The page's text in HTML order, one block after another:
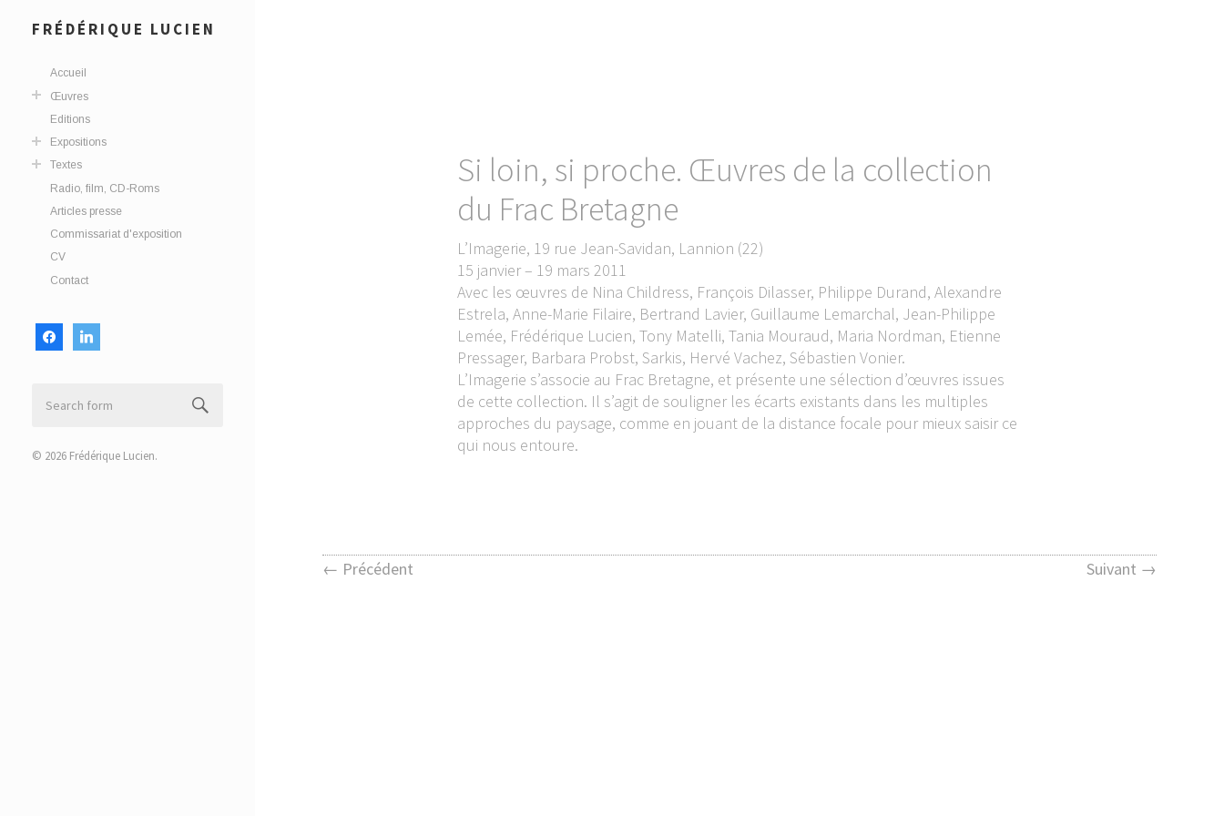
FRÉDÉRIQUE LUCIEN
Accueil
Œuvres
Editions
Expositions
Textes
Radio, film, CD-Roms
Articles presse
Commissariat d'exposition
CV
Contact
facebooklinkedin
© 2026 Frédérique Lucien.
Si loin, si proche. Œuvres de la collection
du Frac Bretagne
L’Imagerie, 19 rue Jean-Savidan, Lannion (22)
15 janvier – 19 mars 2011
Avec les œuvres de Nina Childress, François Dilasser, Philippe Durand, Alexandre
Estrela, Anne-Marie Filaire, Bertrand Lavier, Guillaume Lemarchal, Jean-Philippe
Lemée, Frédérique Lucien, Tony Matelli, Tania Mouraud, Maria Nordman, Etienne
Pressager, Barbara Probst, Sarkis, Hervé Vachez, Sébastien Vonier.
L’Imagerie s’associe au Frac Bretagne, et présente une sélection d’œuvres issues
de cette collection. Il s’agit de souligner les écarts existants dans les multiples
approches du paysage, comme en jouant de la distance focale pour mieux saisir ce
qui nous entoure.
← Précédent Suivant →